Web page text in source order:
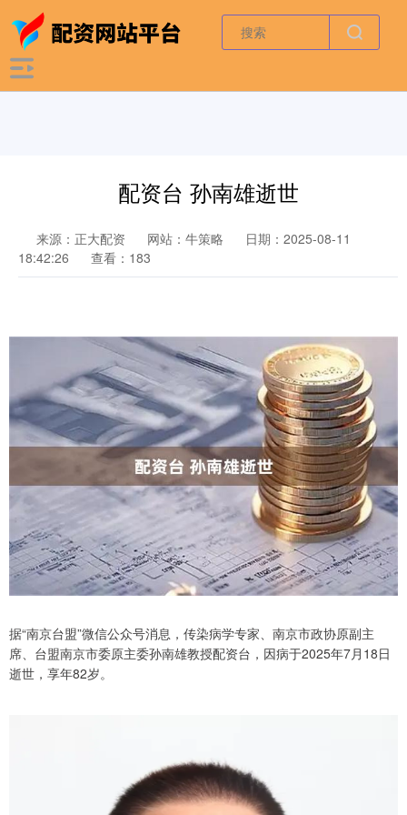
配资台 孙南雄逝世
来源：正大配资 网站：牛策略
日期：2025-08-11
18:42:26
查看：183
据“南京台盟”微信公众号消息，传染病学专家、南京市政协原副主
席、台盟南京市委原主委孙南雄教授配资台，因病于2025年7月18日
逝世，享年82岁。